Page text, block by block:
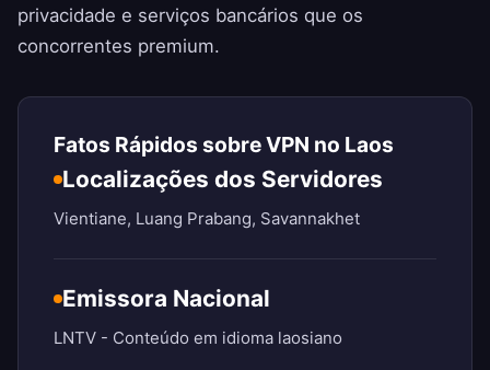
privacidade e serviços bancários que os
concorrentes premium.
Fatos Rápidos sobre VPN no Laos
Localizações dos Servidores
Vientiane, Luang Prabang, Savannakhet
Emissora Nacional
LNTV - Conteúdo em idioma laosiano